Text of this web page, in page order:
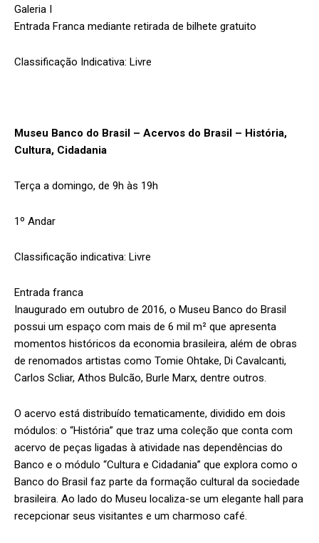
Galeria I
Entrada Franca mediante retirada de bilhete gratuito
Classificação Indicativa: Livre
Museu Banco do Brasil – Acervos do Brasil – História,
Cultura, Cidadania
Terça a domingo, de 9h às 19h
1º Andar
Classificação indicativa: Livre
Entrada franca
Inaugurado em outubro de 2016, o Museu Banco do Brasil
possui um espaço com mais de 6 mil m² que apresenta
momentos históricos da economia brasileira, além de obras
de renomados artistas como Tomie Ohtake, Di Cavalcanti,
Carlos Scliar, Athos Bulcão, Burle Marx, dentre outros.
O acervo está distribuído tematicamente, dividido em dois
módulos: o “História” que traz uma coleção que conta com
acervo de peças ligadas à atividade nas dependências do
Banco e o módulo “Cultura e Cidadania” que explora como o
Banco do Brasil faz parte da formação cultural da sociedade
brasileira. Ao lado do Museu localiza-se um elegante hall para
recepcionar seus visitantes e um charmoso café.